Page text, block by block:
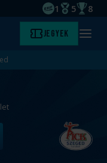
EHF
1
Magyar
5 8
Jegyek Menü